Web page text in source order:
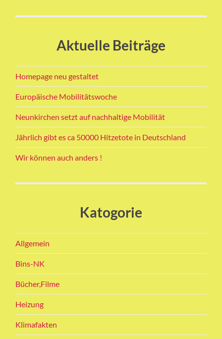
Aktuelle Beiträge
Homepage neu gestaltet
Europäische Mobilitätswoche
Neunkirchen setzt auf nachhaltige Mobilität
Jährlich gibt es ca 50000 Hitzetote in Deutschland
Wir können auch anders !
Katogorie
Allgemein
Bins-NK
Bücher,Filme
Heizung
Klimafakten